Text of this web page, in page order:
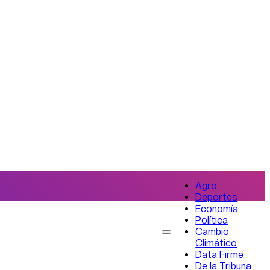
Agro
Deportes
Economía
Política
Cambio
Climático
Data Firme
De la Tribuna